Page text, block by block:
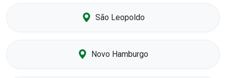
São Leopoldo
Novo Hamburgo